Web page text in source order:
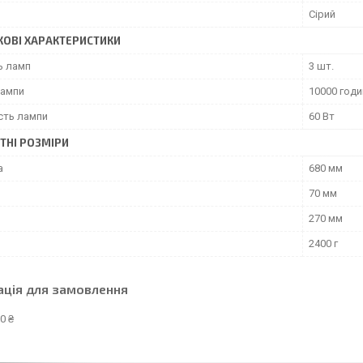
Сірий
ХАРАКТЕРИСТИКИ
ламп 3 шт.
10000
лампи 60 Вт
РОЗМІРИ
680 мм
70 мм
270 мм
2400 г
для замовлення
₴